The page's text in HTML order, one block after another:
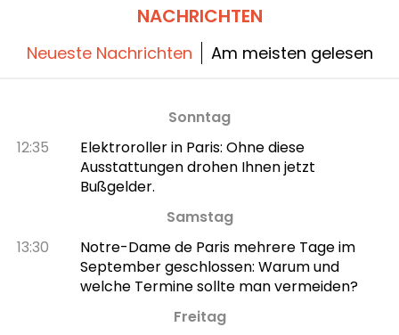
NACHRICHTEN
Neueste Nachrichten Am meisten gelesen
Sonntag
12:35
Elektroroller in Paris: Ohne diese
Ausstattungen drohen Ihnen jetzt
Bußgelder.
Samstag
13:30
Notre-Dame de Paris mehrere Tage im
September geschlossen: Warum und
welche Termine sollte man vermeiden?
Freitag